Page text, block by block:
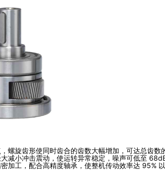
螺旋齿形使同时齿合的齿数大幅增加，可达总齿数
减小冲击震动，使运转异常稳定，噪声可低至
加工，配合高精度轴承，使整机传动效率达 95%